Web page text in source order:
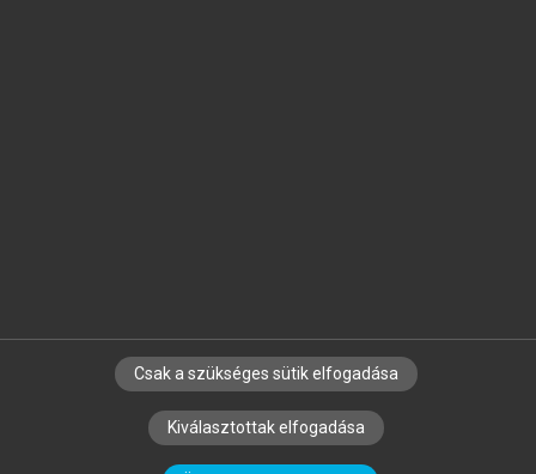
SZERZŐKNEK CÉGEKNEK KÖNYVTÁROSOKNAK
SZERKESZTÉSI ÉS LEKTORÁLÁSI ALAPELVEK
Csak a szükséges sütik elfogadása
Kiválasztottak elfogadása